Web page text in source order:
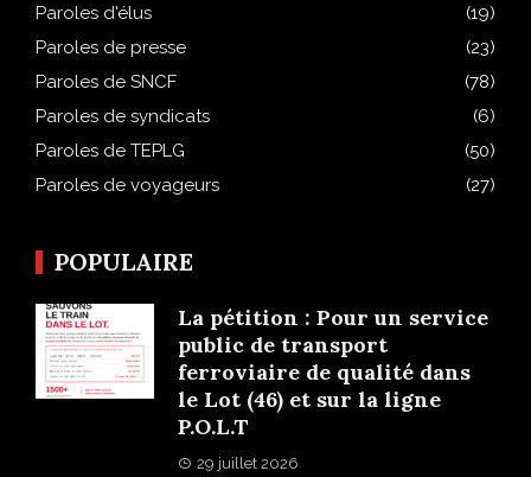
Paroles d'élus
(19)
Paroles de presse
(23)
Paroles de SNCF
(78)
Paroles de syndicats
(6)
Paroles de TEPLG
(50)
Paroles de voyageurs
(27)
POPULAIRE
La pétition : Pour un service
public de transport
ferroviaire de qualité dans
le Lot (46) et sur la ligne
P.O.L.T
29 juillet 2026